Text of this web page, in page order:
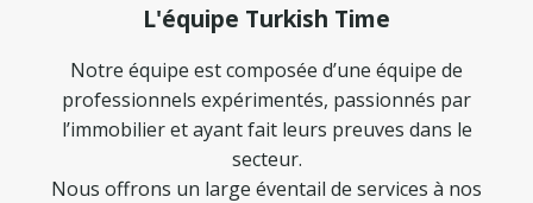
L'équipe Turkish Time
Notre équipe est composée d’une équipe de
professionnels expérimentés, passionnés par
l’immobilier et ayant fait leurs preuves dans le
secteur.
Nous offrons un large éventail de services à nos